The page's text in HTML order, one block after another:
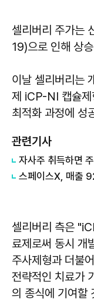
셀리버리 주가는
19)으로 인해 상
이날 셀리버리는
제 iCP-NI 캡슐제
최적화 과정에 성
관련기사
자사주 취득하면
스페이스X, 매출
셀리버리 측은
료제로써 동시
주사제형과 더불
전략적인 치료가
의 종식에 기여할